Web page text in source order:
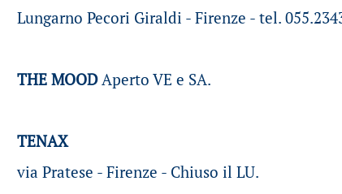
Lungarno Pecori Giraldi - Firenze - tel.
THE MOODAperto VE e SA.
TENAX
via Pratese - Firenze - Chiuso il LU.